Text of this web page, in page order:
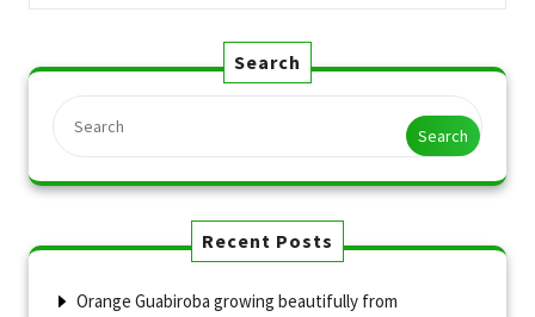
Search
Search
Recent Posts
Orange Guabiroba growing beautifully from